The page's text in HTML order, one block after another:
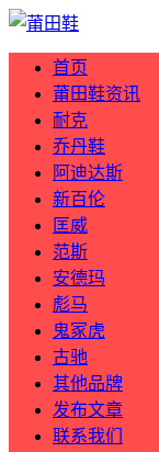
首页
莆田鞋资讯
耐克
乔丹鞋
阿迪达斯
新百伦
匡威
范斯
安德玛
彪马
鬼冢虎
古驰
其他品牌
发布文章
联系我们